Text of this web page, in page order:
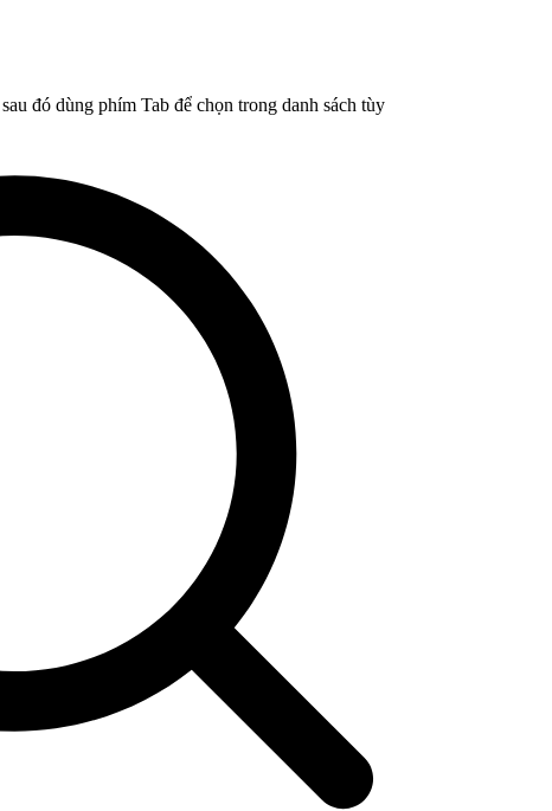
đó dùng phím Tab để chọn trong danh sách tùy